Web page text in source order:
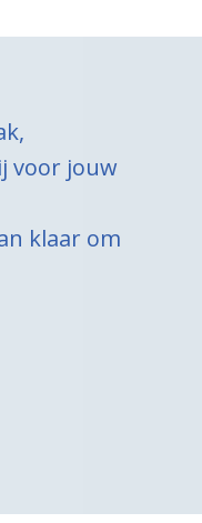
voor jouw
klaar om